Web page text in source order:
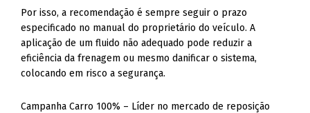
Por isso, a recomendação é sempre seguir o prazo
especificado no manual do proprietário do veículo. A
aplicação de um fluido não adequado pode reduzir a
eficiência da frenagem ou mesmo danificar o sistema,
colocando em risco a segurança.
Campanha Carro 100% – Líder no mercado de reposição